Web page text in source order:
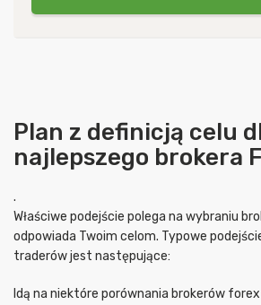
Plan z definicją celu
najlepszego brokera
.
Właściwe podejście polega na wybraniu
odpowiada Twoim celom. Typowe
traderów jest następujące:
Idą na niektóre porównania brokerów